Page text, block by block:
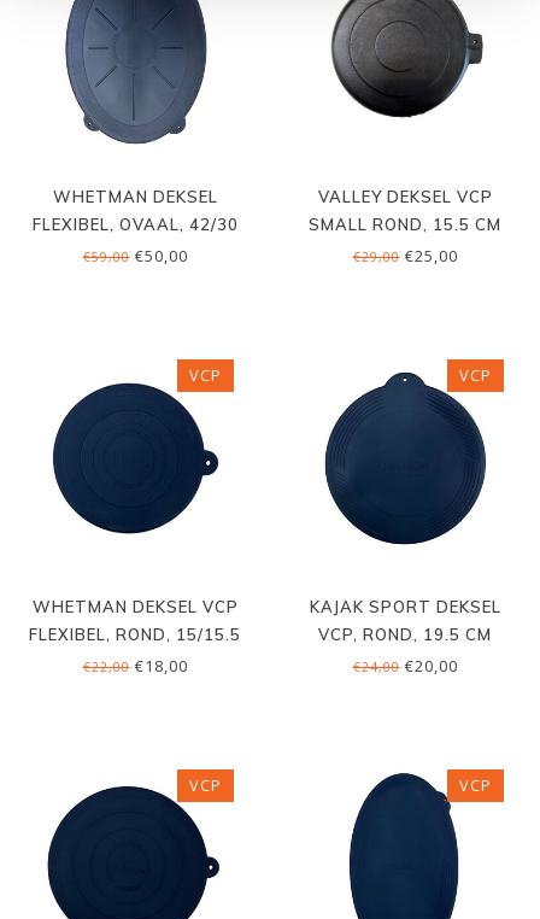
WHETMAN DEKSEL
FLEXIBEL, OVAAL, 42/30
CM
€59,00€50,00
VALLEY DEKSEL VCP
SMALL ROND, 15.5 CM
€29,00€25,00
VCP
WHETMAN DEKSEL VCP
FLEXIBEL, ROND, 15/15.5
CM
€22,00€18,00
VCP
KAJAK SPORT DEKSEL
VCP, ROND, 19.5 CM
€24,00€20,00
VCP VCP